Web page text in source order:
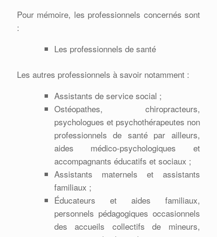
Pour mémoire, les professionnels concernés sont
:
Les professionnels de santé
Les autres professionnels à savoir notamment :
Assistants de service social ;
Ostéopathes, chiropracteurs,
psychologues et psychothérapeutes non
professionnels de santé par ailleurs,
aides médico-psychologiques et
accompagnants éducatifs et sociaux ;
Assistants maternels et assistants
familiaux ;
Éducateurs et aides familiaux,
personnels pédagogiques occasionnels
des accueils collectifs de mineurs,